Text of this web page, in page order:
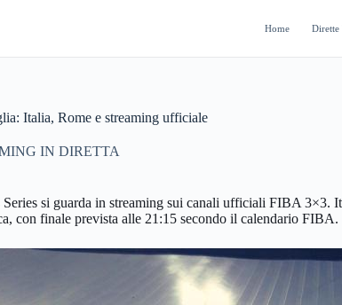
Home Dirette
Italia, Rome e streaming ufficiale
IN DIRETTA
si guarda in streaming sui canali ufficiali FIBA
con finale prevista alle 21:15 secondo il calendario FIBA.